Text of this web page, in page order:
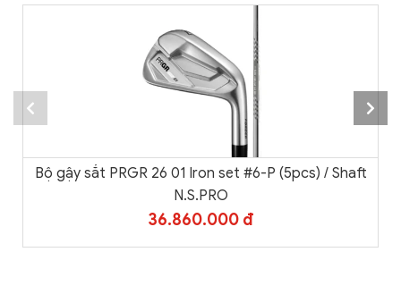
Bộ gậy sắt PRGR 26 01 Iron set #6-P (5pcs) / Shaft
N.S.PRO
36.860.000 đ